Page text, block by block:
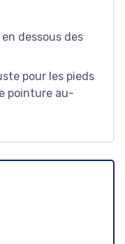
dessous des
pour les pieds
pointure au-